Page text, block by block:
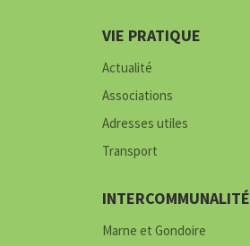
VIE PRATIQUE
Actualité
Associations
Adresses utiles
Transport
INTERCOMMUNALITÉ
Marne et Gondoire